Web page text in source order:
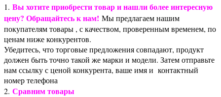
1. Вы хотите приобрести товар и нашли более интересную
цену? Обращайтесь к нам! Мы предлагаем нашим
покупателям товары , с качеством, проверенным временем, по
ценам ниже конкурентов.
Убедитесь, что торговые предложения совпадают, продукт
должен быть точно такой же марки и модели. Затем отправьте
нам ссылку с ценой конкурента, ваше имя и контактный
номер телефона
2. Сравним товары